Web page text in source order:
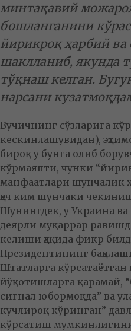
минтақавий
бошланганини
йирикроқ ҳарбий
шаклланиб, якунда
тўқнаш келган.
нарсани
Вучичнинг сўзларига
кескинлашувидан),
бироқ у бунга олиб
кўрмаяпти, чунки
манфаатлари шунчалик
ҳеч ким шунчаки
Шунингдек, у Украина
деярли муқаррар
келиши ҳақида фикр
Президентининг
Штатларга
йўқотишларга қарамай,
сигнал юбормоқда” ва
кучлироқ кўринган”
кўрсатиш